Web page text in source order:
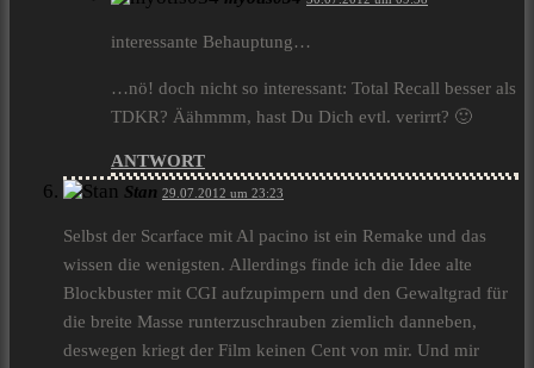
interessante Behauptung…
…nö! doch nicht so interessant: Total Recall besser als
TDKR? Äähmmm, hast Du Dich evtl. verirrt? 🙂
ANTWORT
Stan 29.07.2012 um 23:23
Selbst der Scarface mit Al pacino ist ein Remake und das
wissen die wenigsten. Allerdings finde ich die Idee alte
Blockbuster mit CGI aufzupimpern und den Gewaltgrad für
die breite Masse runterzuschrauben ziemlich danneben,
deswegen kriegt der Film keinen Cent von mir. Und mir